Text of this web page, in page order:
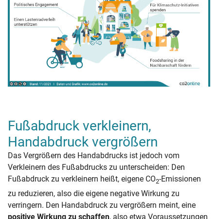
Fußabdruck verkleinern,
Handabdruck vergrößern
Das Vergrößern des Handabdrucks ist jedoch vom
Verkleinern des Fußabdrucks zu unterscheiden: Den
Fußabdruck zu verkleinern heißt, eigene CO2-Emissionen
zu reduzieren, also die eigene negative Wirkung zu
verringern. Den Handabdruck zu vergrößern meint, eine
positive Wirkung zu schaffen, also etwa Voraussetzungen